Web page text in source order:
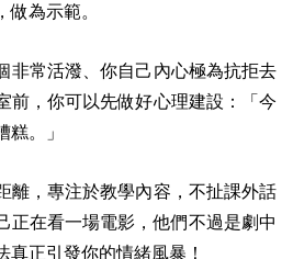
為示範。
非常活潑、你自己內心極為抗拒去
前，你可以先做好心理建設：「今
。」
離，專注於教學內容，不扯課外話
正在看一場電影，他們不過是劇中
正引發你的情緒風暴！